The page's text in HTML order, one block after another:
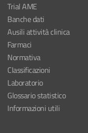
Trial AME
Banche dati
Ausili attività clinica
Farmaci
Normativa
Classificazioni
Laboratorio
Glossario statistico
Informazioni utili